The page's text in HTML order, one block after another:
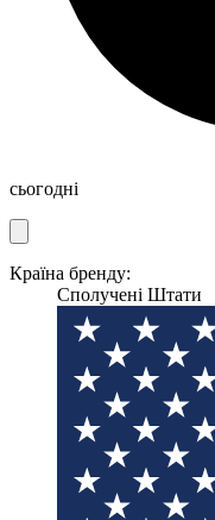
сьогодні
Країна бренду:
Сполучені Штати